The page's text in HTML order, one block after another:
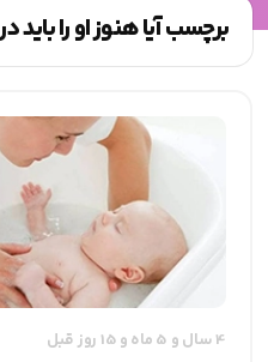
برچسب آیا هنوز او را
4 سال و 5 ماه و 15 روز قبل